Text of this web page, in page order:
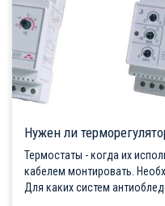
Нужен ли
Термостаты - когда их
кабелем монтировать.
Для каких систем